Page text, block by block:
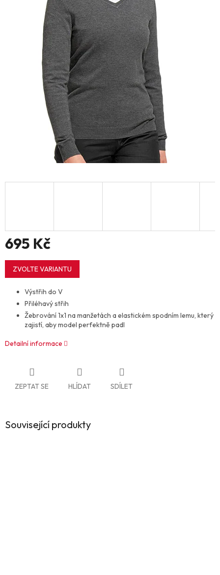
695 Kč
Měrná
cena:
ZVOLTE VARIANTU
Výstřih do V
Přiléhavý střih
Žebrování 1x1 na manžetách a elastickém spodním lemu, který
zajistí, aby model perfektně padl
Detailní informace
ZEPTAT SE HLÍDAT SDÍLET
Související produkty